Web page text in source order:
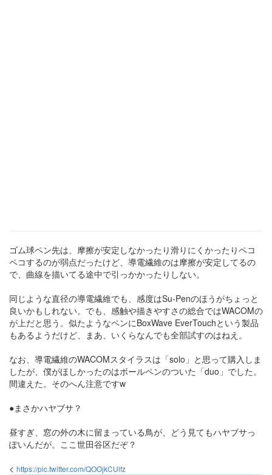
ゴム球ペン先は、摩擦が安定しなかったり滑りにくかったりペコ
ペコするのが弱点だったけど、導電繊維のは摩擦が安定してるの
で、曲線を描いてる途中で引っかかったりしない。
同じような直径の導電繊維でも、感度はSu-Penのほうがちょっと
良いかもしれない。でも、感触や描きやすさの総合ではWACOMの
が上だと思う。似たようなペンにBoxWave EverTouchという製品
もあるようだけど、まあ、いくらなんでも全部試すのはねえ。
なお、導電繊維のWACOMスタイラスは「solo」と思って購入しま
したが、僕がほしかったのはボールペンのついた「duo」でした。
間違えた。そのへん注意ですw
●まさかハヤブサ？
昼すぎ、窓の外の木に留まっている鳥が、どう見てもハヤブサっ
ぽいんだが。ここ世田谷区だぞ？
< https://pic.twitter.com/QOOjkCUlfz